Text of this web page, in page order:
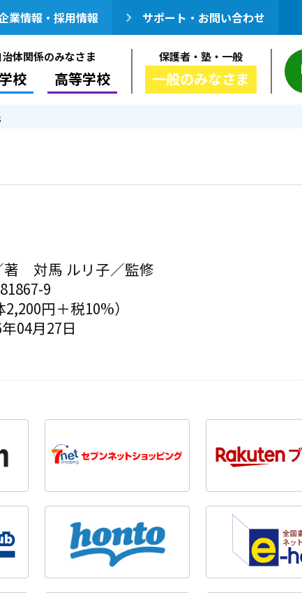
業情報・採用情報 サポート・お問い合わせ
体関係のみなさま
校 高等学校
保護者・塾・一般
一般のみなさま
著 対馬 ルリ子／監修
9
円＋税10%）
04月27日